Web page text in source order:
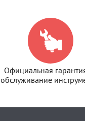
Официальная
обслуживание